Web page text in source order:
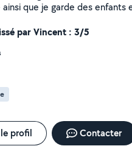
que je garde des enfants
par Vincent : 3/5
profil Contacter